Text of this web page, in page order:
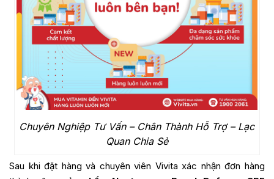
Chuyên Nghiệp Tư Vấn – Chân Thành Hỗ Trợ – Lạc
Quan Chia Sẻ
Sau khi đặt hàng và chuyên viên Vivita xác nhận đơn hàng